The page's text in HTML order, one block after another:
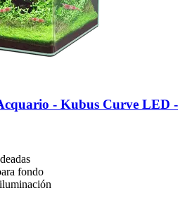
-​ Kubus Curve LED -​
fondo